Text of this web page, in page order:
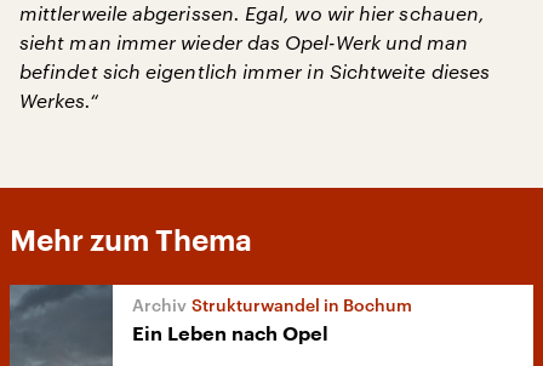
mittlerweile abgerissen. Egal, wo wir hier schauen,
sieht man immer wieder das Opel-Werk und man
befindet sich eigentlich immer in Sichtweite dieses
Werkes.“
Mehr zum Thema
Strukturwandel in Bochum
Ein Leben nach Opel